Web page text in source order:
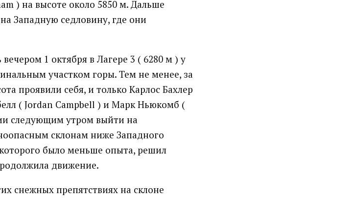
) на высоте около 5850 м. Дальше
Западную седловину, где они
1 октября в Лагере 3 ( 6280 м ) у
участком горы. Тем не менее, за
проявили себя, и только Карлос Бахлер
( Jordan Campbell ) и Марк Ньюкомб (
следующим утром выйти на
склонам ниже Западного
было меньше опыта, решил
движение.
снежных препятствиях на склоне